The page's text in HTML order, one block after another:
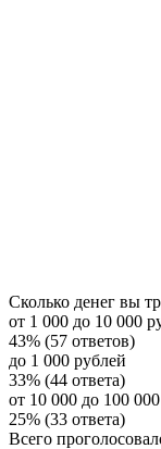
Сколько денег вы
от 1 000 до 10 000
43% (57 ответов)
до 1 000 рублей
33% (44 ответа)
от 10 000 до 100
25% (33 ответа)
Всего